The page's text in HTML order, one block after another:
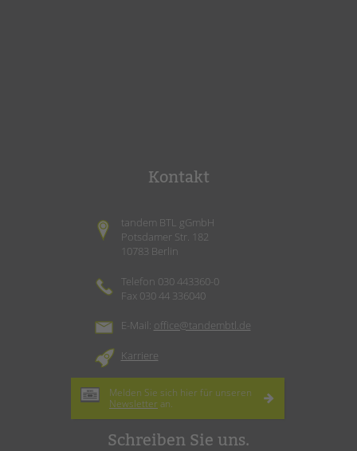
Kontakt
tandem BTL gGmbH
Potsdamer Str. 182
10783 Berlin
Telefon 030 443360-0
Fax 030 44 336040
E-Mail: office@tandembtl.de
Karriere
Melden Sie sich hier für unseren
Newsletter an.
Schreiben Sie uns.